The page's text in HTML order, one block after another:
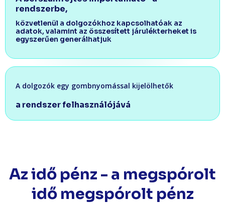
rendszerbe,​
közvetlenül a dolgozókhoz kapcsolhatóak az
adatok, valamint az összesített járulékterheket is
egyszerűen generálhatjuk​
A dolgozók egy gombnyomással kijelölhetők​
a rendszer felhasználójává​
Az idő pénz - a megspórolt
idő megspórolt pénz​